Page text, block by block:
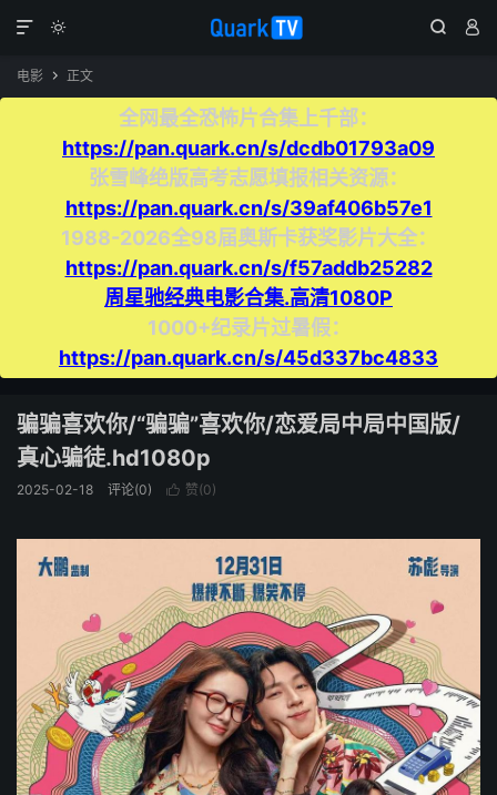
  

电影  正文
全网最全恐怖片合集上千部：
https://pan.quark.cn/s/dcdb01793a09
张雪峰绝版高考志愿填报相关资源：
https://pan.quark.cn/s/39af406b57e1
1988-2026全98届奥斯卡获奖影片大全：
https://pan.quark.cn/s/f57addb25282
周星驰经典电影合集.高清1080P
1000+纪录片过暑假：
https://pan.quark.cn/s/45d337bc4833
骗骗喜欢你/“骗骗”喜欢你/恋爱局中局中国版/
真心骗徒.hd1080p
2025-02-18 评论(0)  赞(0)